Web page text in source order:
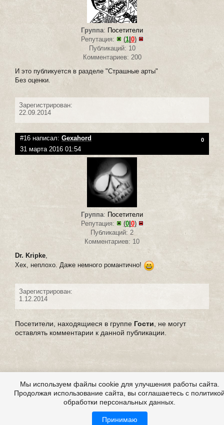
Группа: Посетители
Репутация:
(1| 0)
Публикаций: 10
Комментариев: 200
И это публикуется в разделе "Страшные арты"
Без оценки.
Зарегистрирован:
22.09.2014
#16 написал: Gexahord 0
31 марта 2016 01:54
Группа: Посетители
Репутация:
(0| 0)
Публикаций: 2
Комментариев: 10
Dr. Kripke,
Хех, неплохо. Даже немного романтично!
Зарегистрирован:
1.12.2014
Посетители, находящиеся в группе Гости , не могут
оставлять комментарии к данной публикации.
Мы используем файлы cookie для улучшения работы сайта.
Продолжая использование сайта, вы соглашаетесь с
обработки персональных данных.
Принимаю